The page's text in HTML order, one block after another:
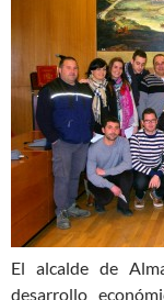
El alcalde de
desarrollo